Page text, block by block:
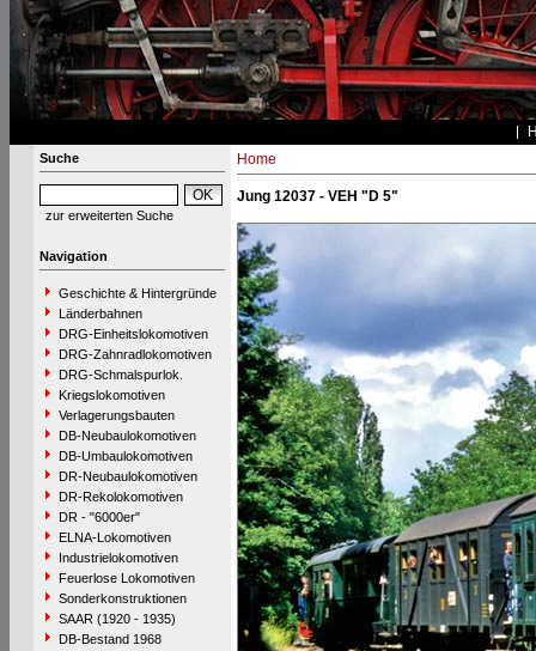
Suche
zur erweiterten Suche
Navigation
Geschichte & Hintergründe
Länderbahnen
DRG-Einheitslokomotiven
DRG-Zahnradlokomotiven
DRG-Schmalspurlok.
Kriegslokomotiven
Verlagerungsbauten
DB-Neubaulokomotiven
DB-Umbaulokomotiven
DR-Neubaulokomotiven
DR-Rekolokomotiven
DR - "6000er"
ELNA-Lokomotiven
Industrielokomotiven
Feuerlose Lokomotiven
Sonderkonstruktionen
SAAR (1920 - 1935)
DB-Bestand 1968
Home
Jung 12037 - VEH "D 5"